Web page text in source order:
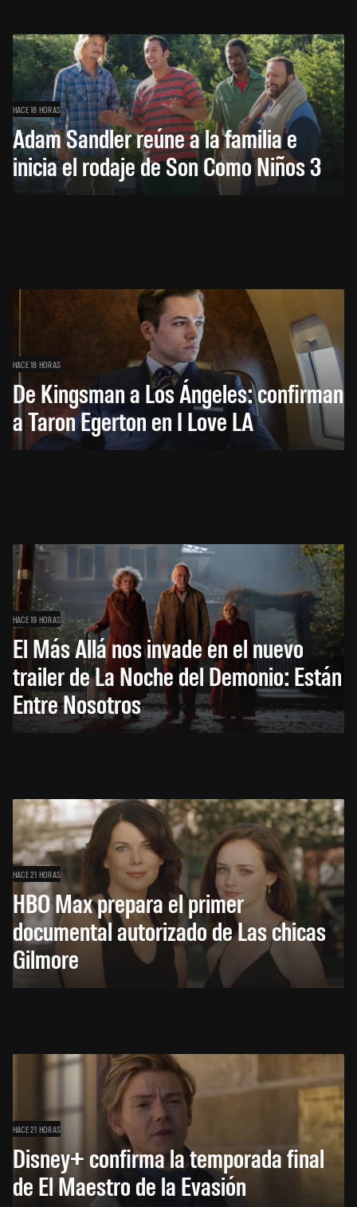
HACE 18 HORAS
Adam Sandler reúne a la familia e
inicia el rodaje de Son Como Niños 3
HACE 18 HORAS
De Kingsman a Los Ángeles: confirman
a Taron Egerton en I Love LA
HACE 19 HORAS
El Más Allá nos invade en el nuevo
trailer de La Noche del Demonio: Están
Entre Nosotros
HACE 21 HORAS
HBO Max prepara el primer
documental autorizado de Las chicas
Gilmore
HACE 21 HORAS
Disney+ confirma la temporada final
de El Maestro de la Evasión